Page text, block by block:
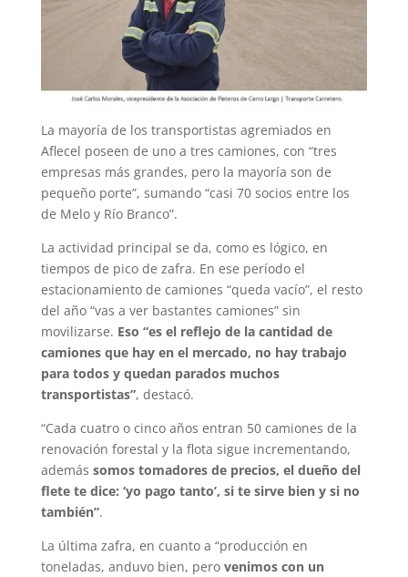
La mayoría de los transportistas agremiados en
Aflecel poseen de uno a tres camiones, con “tres
empresas más grandes, pero la mayoría son de
pequeño porte”, sumando “casi 70 socios entre los
de Melo y Río Branco”.
La actividad principal se da, como es lógico, en
tiempos de pico de zafra. En ese período el
estacionamiento de camiones “queda vacío”, el resto
del año “vas a ver bastantes camiones” sin
movilizarse. Eso “es el reflejo de la cantidad de
camiones que hay en el mercado, no hay trabajo
para todos y quedan parados muchos
transportistas”, destacó.
“Cada cuatro o cinco años entran 50 camiones de la
renovación forestal y la flota sigue incrementando,
además somos tomadores de precios, el dueño del
flete te dice: ‘yo pago tanto’, si te sirve bien y si no
también”.
La última zafra, en cuanto a “producción en
toneladas, anduvo bien, pero venimos con un